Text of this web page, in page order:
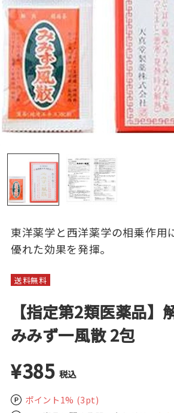
東洋薬学と西洋薬学の相乗作用
優れた効果を発揮。
送料無料
【指定第2類医薬品】
みみず一風散 2包
¥385 税込
ポイント1% (3pt)